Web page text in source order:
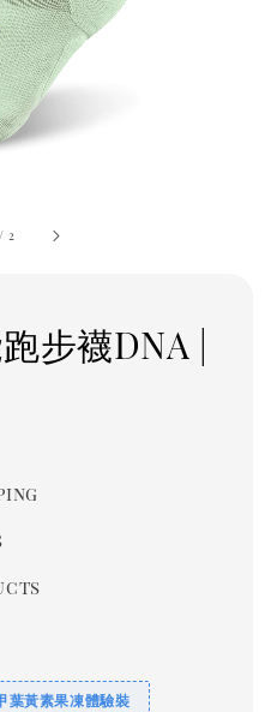
/ 2
襪DNA |
葉黃素果凍體驗裝